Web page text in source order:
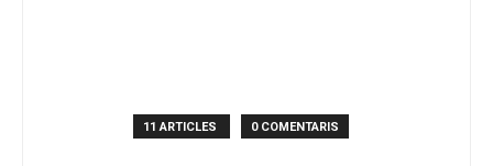
11 ARTICLES 0 COMENTARIS